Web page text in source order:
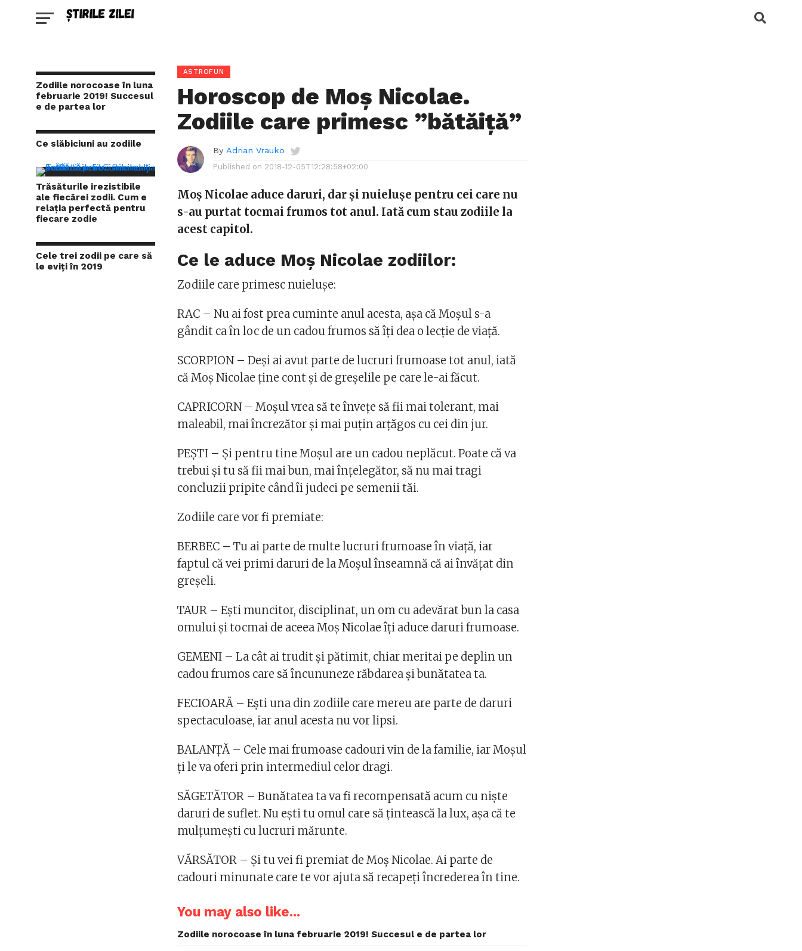
Zodiile norocoase în luna
februarie 2019! Succesul
e de partea lor
Ce slăbiciuni au zodiile
Trăsăturile irezistibile
ale fiecărei zodii. Cum e
relaţia perfectă pentru
fiecare zodie
Cele trei zodii pe care să
le eviți în 2019
ASTROFUN
Horoscop de Moș Nicolae.
Zodiile care primesc ”bătăiță”
By Adrian Vrauko
Published on 2018-12-05T12:28:58+02:00
Moș Nicolae aduce daruri, dar și nuielușe pentru cei care nu
s-au purtat tocmai frumos tot anul. Iată cum stau zodiile la
acest capitol.
Ce le aduce Moș Nicolae zodiilor:
Zodiile care primesc nuielușe:
RAC – Nu ai fost prea cuminte anul acesta, așa că Moșul s-a
gândit ca în loc de un cadou frumos să îți dea o lecție de viață.
SCORPION – Deși ai avut parte de lucruri frumoase tot anul, iată
că Moș Nicolae ține cont și de greșelile pe care le-ai făcut.
CAPRICORN – Moșul vrea să te învețe să fii mai tolerant, mai
maleabil, mai încrezător și mai puțin arțăgos cu cei din jur.
PEȘTI – Și pentru tine Moșul are un cadou neplăcut. Poate că va
trebui și tu să fii mai bun, mai înțelegător, să nu mai tragi
concluzii pripite când îi judeci pe semenii tăi.
Zodiile care vor fi premiate:
BERBEC – Tu ai parte de multe lucruri frumoase în viață, iar
faptul că vei primi daruri de la Moșul înseamnă că ai învățat din
greșeli.
TAUR – Ești muncitor, disciplinat, un om cu adevărat bun la casa
omului și tocmai de aceea Moș Nicolae îți aduce daruri frumoase.
GEMENI – La cât ai trudit și pătimit, chiar meritai pe deplin un
cadou frumos care să încununeze răbdarea și bunătatea ta.
FECIOARĂ – Ești una din zodiile care mereu are parte de daruri
spectaculoase, iar anul acesta nu vor lipsi.
BALANȚĂ – Cele mai frumoase cadouri vin de la familie, iar Moșul
ți le va oferi prin intermediul celor dragi.
SĂGETĂTOR – Bunătatea ta va fi recompensată acum cu niște
daruri de suflet. Nu ești tu omul care să țintească la lux, așa că te
mulțumești cu lucruri mărunte.
VĂRSĂTOR – Și tu vei fi premiat de Moș Nicolae. Ai parte de
cadouri minunate care te vor ajuta să recapeți încrederea în tine.
You may also like...
Zodiile norocoase în luna februarie 2019! Succesul e de partea lor